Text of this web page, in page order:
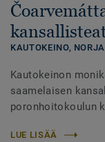
KAUTOKEINO, NORJA
Kautokeinon
saamelaisen
poronhoitokoulun
LUE LISÄÄ